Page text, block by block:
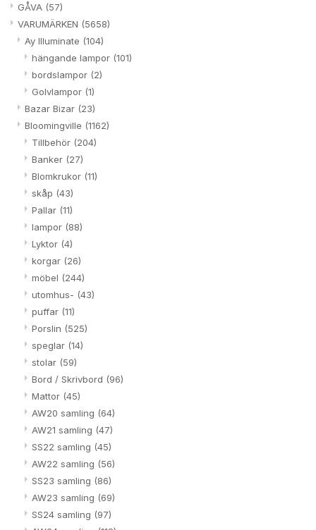
GÅVA (57)
VARUMÄRKEN (5658)
Ay Illuminate (104)
hängande lampor (101)
bordslampor (2)
Golvlampor (1)
Bazar Bizar (23)
Bloomingville (1162)
Tillbehör (204)
Banker (27)
Blomkrukor (11)
skåp (43)
Pallar (11)
lampor (88)
Lyktor (4)
korgar (26)
möbel (244)
utomhus- (43)
puffar (11)
Porslin (525)
speglar (14)
stolar (59)
Bord / Skrivbord (96)
Mattor (45)
AW20 samling (64)
AW21 samling (47)
SS22 samling (45)
AW22 samling (56)
SS23 samling (86)
AW23 samling (69)
SS24 samling (97)